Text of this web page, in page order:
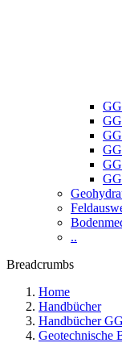
..
Breadcrumbs
Home
Handbücher
Handbücher
Geotechnische